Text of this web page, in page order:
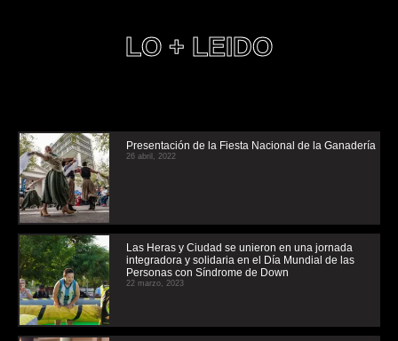
LO + LEIDO
Presentación de la Fiesta Nacional de la Ganadería
26 abril, 2022
Las Heras y Ciudad se unieron en una jornada
integradora y solidaria en el Día Mundial de las
Personas con Síndrome de Down
22 marzo, 2023